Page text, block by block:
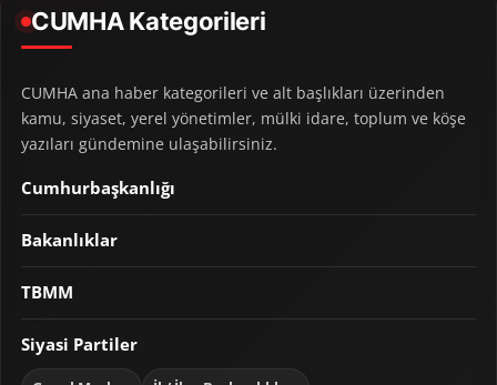
CUMHA Kategorileri
CUMHA ana haber kategorileri ve alt başlıkları üzerinden
kamu, siyaset, yerel yönetimler, mülki idare, toplum ve köşe
yazıları gündemine ulaşabilirsiniz.
Cumhurbaşkanlığı
Bakanlıklar
TBMM
Siyasi Partiler